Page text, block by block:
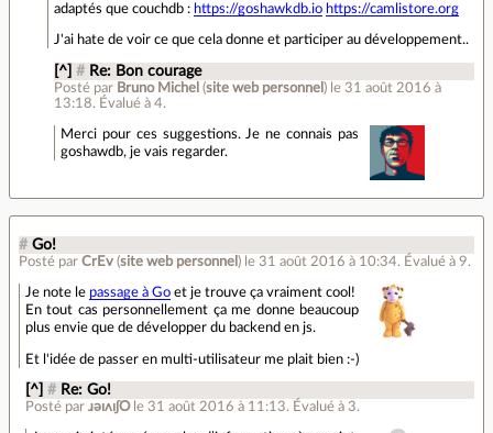
adaptés que couchdb : https://goshawkdb.io https://camlistore.org
J'ai hate de voir ce que cela donne et participer au développement..
[^] # Re: Bon courage
Posté par Bruno Michel (site web personnel ) le 31 août 2016 à
13:18. Évalué à 4.
Merci pour ces suggestions. Je ne connais pas
goshawdb, je vais regarder.
# Go!
Posté par CrEv (site web personnel ) le 31 août 2016 à 10:34. Évalué à 9.
Je note le passage à Go et je trouve ça vraiment cool!
En tout cas personnellement ça me donne beaucoup
plus envie que de développer du backend en js.
Et l'idée de passer en multi-utilisateur me plait bien :-)
[^] # Re: Go!
Posté parɹǝıʌıʃO le 31 août 2016 à 11:13. Évalué à 3.